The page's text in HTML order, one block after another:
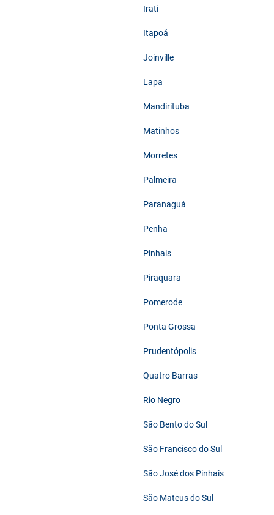
Irati
Itapoá
Joinville
Lapa
Mandirituba
Matinhos
Morretes
Palmeira
Paranaguá
Penha
Pinhais
Piraquara
Pomerode
Ponta Grossa
Prudentópolis
Quatro Barras
Rio Negro
São Bento do Sul
São Francisco do Sul
São José dos Pinhais
São Mateus do Sul